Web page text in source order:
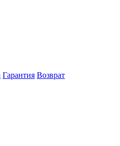
Гарантия Возврат